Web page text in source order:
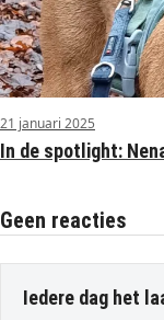
21 januari 2025
In de spotlight:
Geen reacties
Iedere dag het